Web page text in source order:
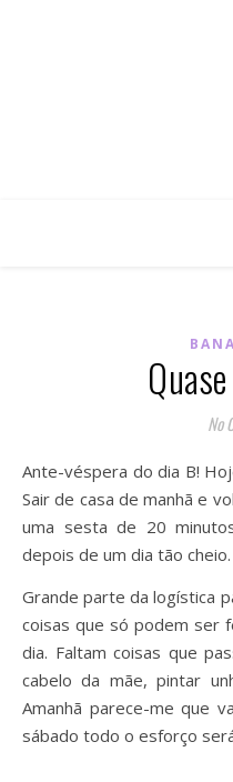
No
Ante-véspera do dia B! Hoje foi um dia cheio… Muito cheio!
Sair de casa de manhã e
uma sesta de 20
depois de um dia tão cheio.
Grande parte da logística
coisas que só podem ser
dia. Faltam coisas que
cabelo da mãe, pintar
Amanhã parece-me que
sábado todo o esforço